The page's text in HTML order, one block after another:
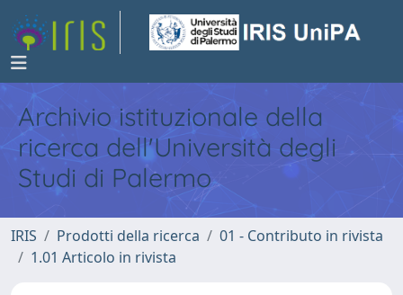
Archivio istituzionale della
ricerca dell'Università degli
Studi di Palermo
IRIS Prodotti della ricerca
01 - Contributo in rivista
1.01 Articolo in rivista